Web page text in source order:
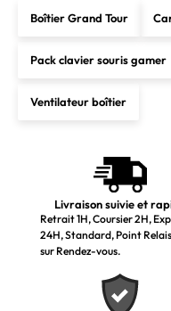
Boîtier Grand Tour
Pack clavier souris gamer
Ventilateur boîtier
Livraison suivie et
Retrait 1H, Coursier 2H,
24H, Standard, Point
sur Rendez-vous.